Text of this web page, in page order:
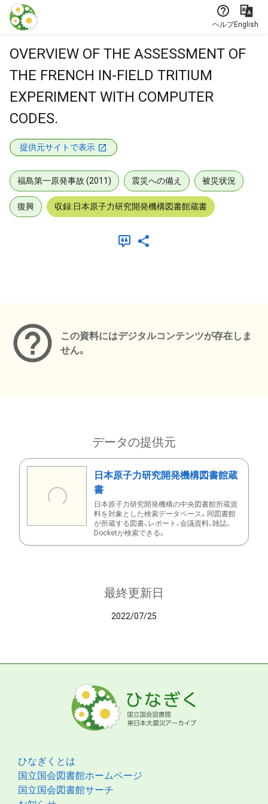
本文に飛ぶ
ヘルプEnglish
OVERVIEW OF THE ASSESSMENT OF
THE FRENCH IN-FIELD TRITIUM
EXPERIMENT WITH COMPUTER
CODES.
提供元サイトで表示
福島第一原発事故 (2011) 震災への備え 被災状況
復興 収録:日本原子力研究開発機構図書館蔵書
この資料にはデジタルコンテンツが存在しま
せん。
データの提供元
日本原子力研究開発機構図書館蔵
書
日本原子力研究開発機構の中央図書館所蔵資
料を対象とした検索データベース。同図書館
が所蔵する図書、レポート、会議資料、雑誌、
Docketが検索できる。
最終更新日
2022/07/25
ひなぎくとは
国立国会図書館ホームページ
国立国会図書館サーチ